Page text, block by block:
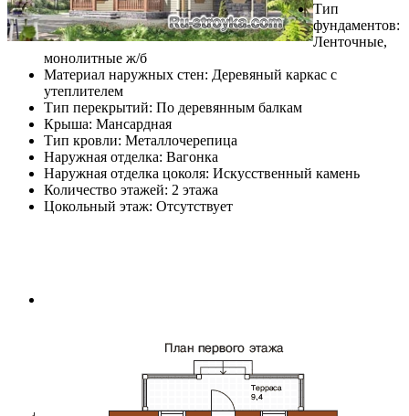
Тип
фундаментов:
Ленточные,
монолитные ж/б
Материал наружных стен: Деревяный каркас с
утеплителем
Тип перекрытий: По деревянным балкам
Крыша: Мансардная
Тип кровли: Металлочерепица
Наружная отделка: Вагонка
Наружная отделка цоколя: Искусственный камень
Количество этажей: 2 этажа
Цокольный этаж: Отсутствует